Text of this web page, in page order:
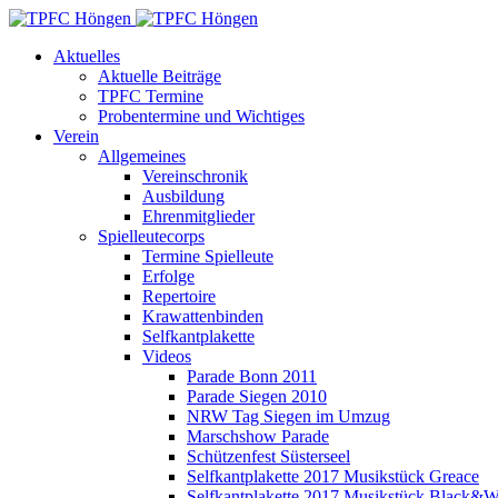
Aktuelles
Aktuelle Beiträge
TPFC Termine
Probentermine und Wichtiges
Verein
Allgemeines
Vereinschronik
Ausbildung
Ehrenmitglieder
Spielleutecorps
Termine Spielleute
Erfolge
Repertoire
Krawattenbinden
Selfkantplakette
Videos
Parade Bonn 2011
Parade Siegen 2010
NRW Tag Siegen im Umzug
Marschshow Parade
Schützenfest Süsterseel
Selfkantplakette 2017 Musikstück Greace